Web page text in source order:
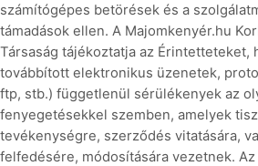
számítógépes betörések és a
támadások ellen. A Majomkenyér.hu
Társaság tájékoztatja az Érintetteteket,
továbbított elektronikus üzenetek,
ftp, stb.) függetlenül sérülékenyek az
fenyegetésekkel szemben, amelyek
tevékenységre, szerződés vitatására,
felfedésére, módosítására vezetnek.